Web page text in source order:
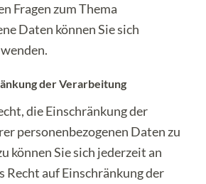
Fragen zum Thema
Daten können Sie sich
der Verarbeitung
die Einschränkung der
personenbezogenen Daten zu
können Sie sich jederzeit an
Recht auf Einschränkung der